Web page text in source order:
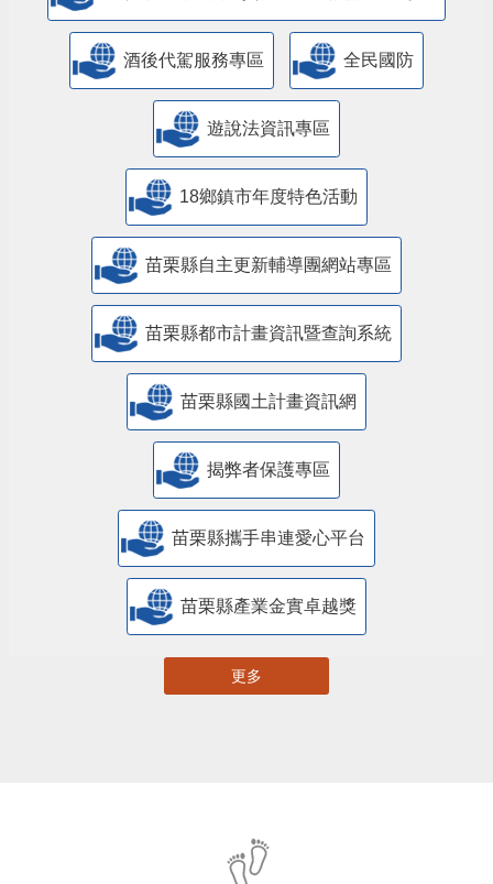
酒後代駕服務專區 全民國防
遊說法資訊專區
18鄉鎮市年度特色活動
苗栗縣自主更新輔導團網站專區
苗栗縣都市計畫資訊暨查詢系統
苗栗縣國土計畫資訊網
揭弊者保護專區
苗栗縣攜手串連愛心平台
苗栗縣產業金實卓越獎
更多